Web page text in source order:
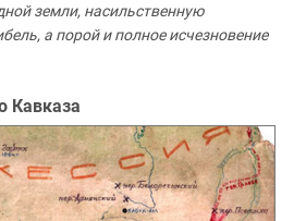
земли, насильственную
а порой и полное исчезновение
Кавказа